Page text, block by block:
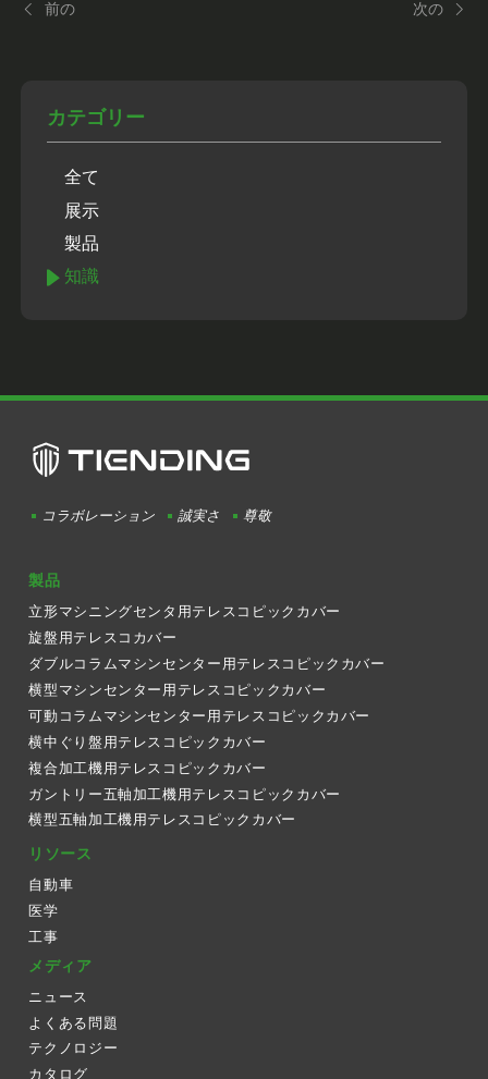
前の 次の
カテゴリー
全て
展示
製品
知識
コラボレーション 誠実さ 尊敬
製品
立形マシニングセンタ用テレスコピックカバー
旋盤用テレスコカバー
ダブルコラムマシンセンター用テレスコピックカバー
横型マシンセンター用テレスコピックカバー
可動コラムマシンセンター用テレスコピックカバー
横中ぐり盤用テレスコピックカバー
複合加工機用テレスコピックカバー
ガントリー五軸加工機用テレスコピックカバー
横型五軸加工機用テレスコピックカバー
リソース
自動車
医学
工事
メディア
ニュース
よくある問題
テクノロジー
カタログ